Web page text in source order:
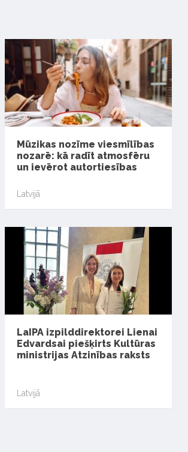
Mūzikas nozīme viesmīlības
nozarē: kā radīt atmosfēru
un ievērot autortiesības
Latvijā
LaIPA izpilddirektorei Lienai
Edvardsai piešķirts Kultūras
ministrijas Atzinības raksts
Latvijā